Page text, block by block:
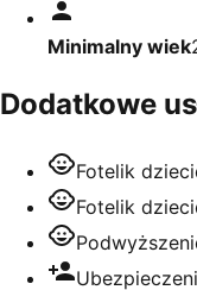
Minimalny wiek
Dodatkowe
Fotelik
Fotelik